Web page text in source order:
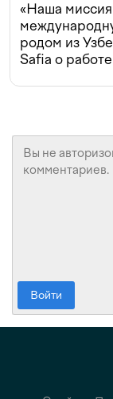
«Наша
родом из
Safia о работе
Войти